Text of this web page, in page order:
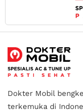
Dokter Mobil
terkemuka di